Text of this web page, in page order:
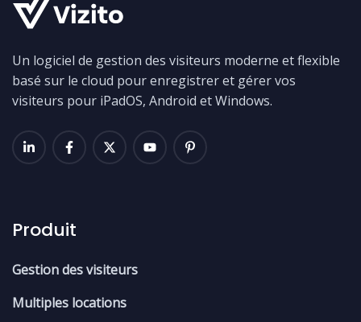
Un logiciel de gestion des visiteurs moderne et flexible
basé sur le cloud pour enregistrer et gérer vos
visiteurs pour iPadOS, Android et Windows.
Produit
Gestion des visiteurs
Multiples locations